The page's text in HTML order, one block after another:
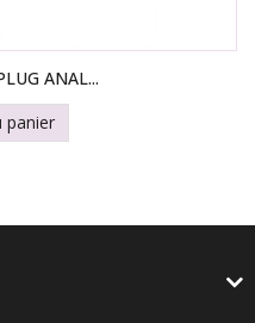
ANAL...
panier